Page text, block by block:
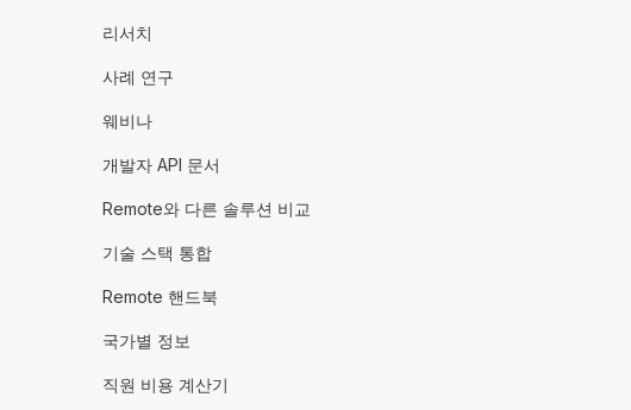
리서치
사례 연구
웨비나
개발자 API 문서
Remote와 다른 솔루션 비교
기술 스택 통합
Remote 핸드북
국가별 정보
직원 비용 계산기